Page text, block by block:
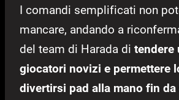
I comandi semplificati non
mancare, andando a
del team di Harada di tendere
giocatori novizi e permettere
divertirsi pad alla mano fin